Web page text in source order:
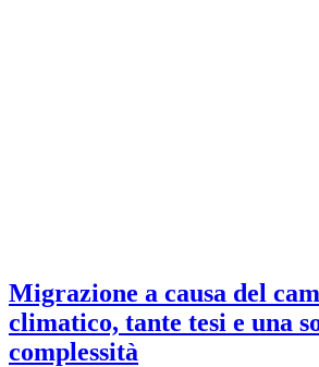
Migrazione a causa del
climatico, tante tesi e una
complessità